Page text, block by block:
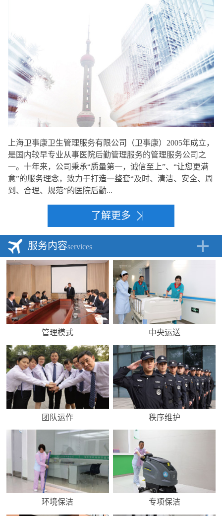
上海卫事康卫生管理服务有限公司（卫事康）2005年成立，
是国内较早专业从事医院后勤管理服务的管理服务公司之
一。十年来，公司秉承“质量第一，诚信至上”、“让您更满
意”的服务理念，致力于打造一整套“及时、清洁、安全、周
到、合理、规范”的医院后勤...
了解更多
服务内容services
管理模式 中央运送
团队运作 秩序维护
环境保洁 专项保洁